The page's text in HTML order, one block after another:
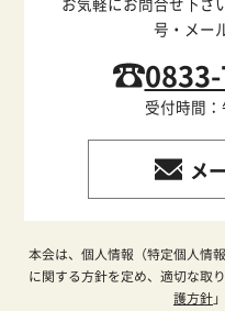
号・メー
受付時間
メ
本会は、個人情報（特定個人情
に関する方針を定め、適切な取
護方針